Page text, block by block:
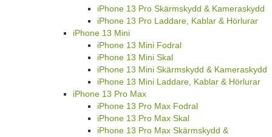
iPhone 13 Pro Skärmskydd & Kameraskydd
iPhone 13 Pro Laddare, Kablar & Hörlurar
iPhone 13 Mini
iPhone 13 Mini Fodral
iPhone 13 Mini Skal
iPhone 13 Mini Skärmskydd & Kameraskydd
iPhone 13 Mini Laddare, Kablar & Hörlurar
iPhone 13 Pro Max
iPhone 13 Pro Max Fodral
iPhone 13 Pro Max Skal
iPhone 13 Pro Max Skärmskydd &